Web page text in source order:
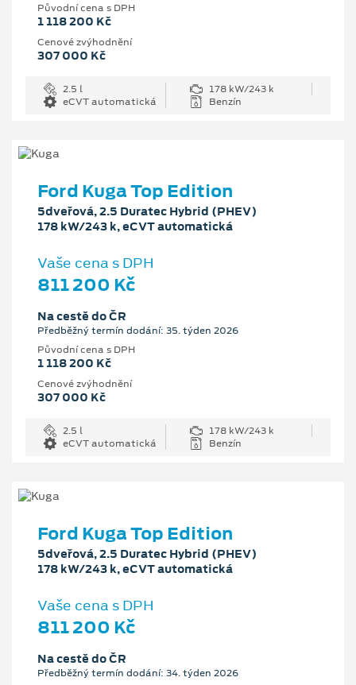
Původní cena s DPH
1 118 200 Kč
Cenové zvýhodnění
307 000 Kč
2.5 l
178 kW/243 k
eCVT automatická
Benzín
Ford Kuga Top Edition
5dveřová, 2.5 Duratec Hybrid (PHEV)
178 kW/243 k, eCVT automatická
Vaše cena s DPH
811 200 Kč
Na cestě do ČR
Předběžný termín dodání: 35. týden 2026
Původní cena s DPH
1 118 200 Kč
Cenové zvýhodnění
307 000 Kč
2.5 l
178 kW/243 k
eCVT automatická
Benzín
Ford Kuga Top Edition
5dveřová, 2.5 Duratec Hybrid (PHEV)
178 kW/243 k, eCVT automatická
Vaše cena s DPH
811 200 Kč
Na cestě do ČR
Předběžný termín dodání: 34. týden 2026